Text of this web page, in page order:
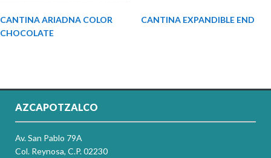
CANTINA ARIADNA COLOR
CHOCOLATE
CANTINA EXPANDIBLE END
AZCAPOTZALCO
Av. San Pablo 79A
Col. Reynosa, C.P. 02230